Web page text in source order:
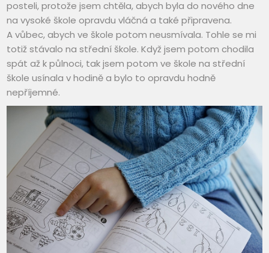
posteli, protože jsem chtěla, abych byla do nového dne
na vysoké škole opravdu vláčná a také připravena.
A vůbec, abych ve škole potom neusmívala. Tohle se mi
totiž stávalo na střední škole. Když jsem potom chodila
spát až k půlnoci, tak jsem potom ve škole na střední
škole usínala v hodině a bylo to opravdu hodně
nepříjemné.